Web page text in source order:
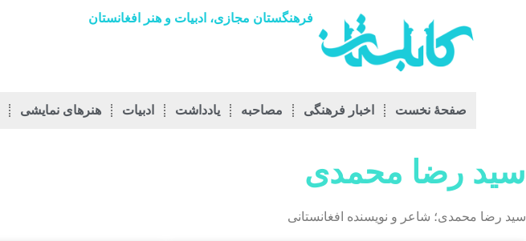
فرهنگستان مجازی، ادبیات و هنر افغانستان
صفحۀ نخست اخبار فرهنگی مصاحبه يادداشت ادبیات هنرهای نمایشی
سید رضا محمدی
سید رضا محمدی؛ شاعر و نویسنده افغانستانی